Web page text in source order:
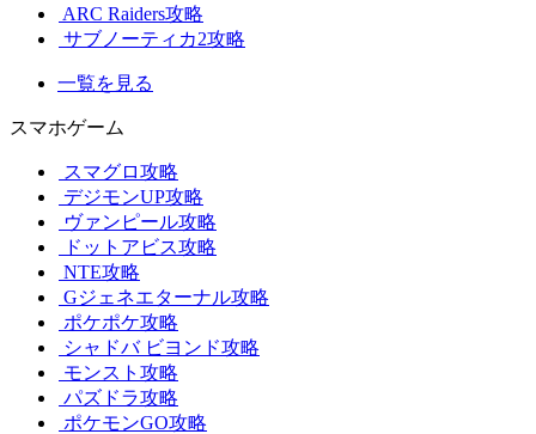
ARC Raiders攻略
サブノーティカ2攻略
一覧を見る
スマホゲーム
スマグロ攻略
デジモンUP攻略
ヴァンピール攻略
ドットアビス攻略
NTE攻略
Gジェネエターナル攻略
ポケポケ攻略
シャドバ ビヨンド攻略
モンスト攻略
パズドラ攻略
ポケモンGO攻略